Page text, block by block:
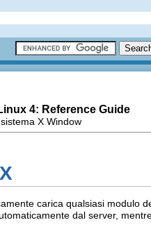
4: Reference Guide
X Window
carica qualsiasi modulo
dal server,